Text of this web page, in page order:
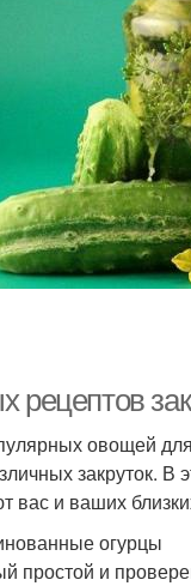
Квашеные
Огурцы в
банках
рецептов
овощей
закруток.
вас и ваших
огурцы
простой и